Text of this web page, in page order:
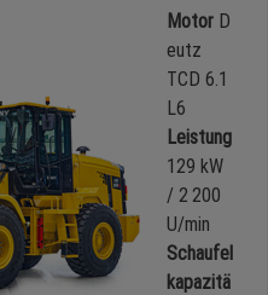
Motor D
eutz
TCD 6.1
L6
Leistung
129 kW
/ 2 200
U/min
Schaufel
kapazitä